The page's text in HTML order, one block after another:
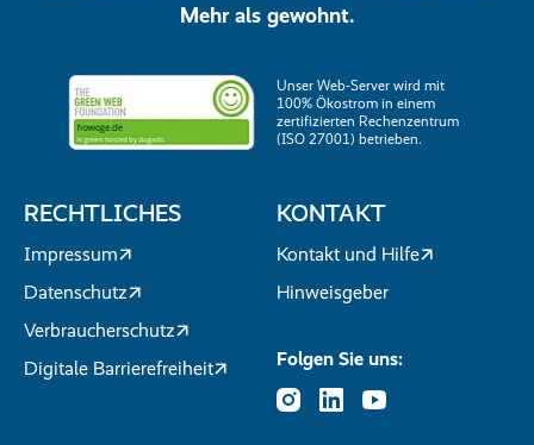
Mehr als gewohnt.
Unser Web-Server wird mit
100% Ökostrom in einem
zertifizierten Rechenzentrum
(ISO 27001) betrieben.
RECHTLICHES
Impressum
Datenschutz
Verbraucherschutz
Digitale Barrierefreiheit
KONTAKT
Kontakt und Hilfe
Hinweisgeber
Folgen Sie uns: